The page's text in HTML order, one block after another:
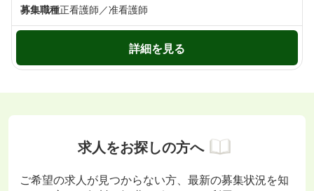
募集職種正看護師／准看護師
詳細を見る
求人をお探しの方へ
ご希望の求人が見つからない方、最新の募集状況を知